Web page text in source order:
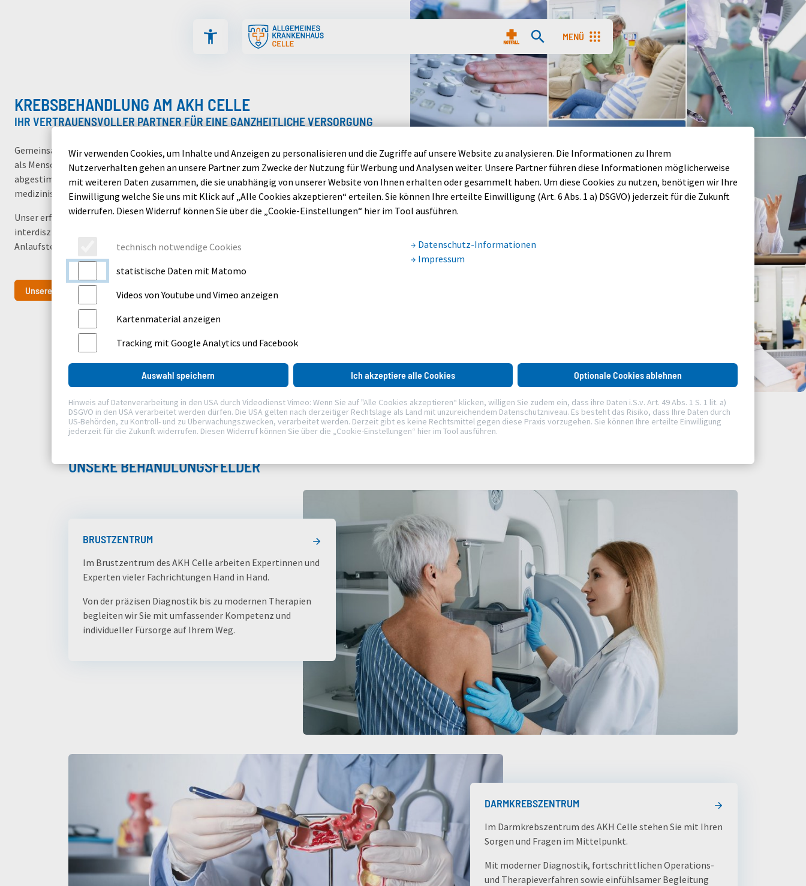
Menü für barrierefreie Funktionen aufrufen MENÜ
Menü aufrufen
KREBSBEHANDLUNG AM AKH CELLE
IHR VERTRAUENSVOLLER PARTNER FÜR EINE GANZHEITLICHE VERSORGUNG
Gemeinsam gegen den Krebs: In unseren spezialisierten Behandlungsfeldern stehen Sie
als Mensch im Mittelpunkt. Wir bieten Ihnen eine umfassende Diagnostik und individuell
abgestimmte Therapien für viele Krebsarten – immer auf dem neuesten Stand der
medizinischen Forschung.
Unser erfahrenes Team begleitet Sie mit Kompetenz, Empathie und einem
interdisziplinären Behandlungsansatz – auf jedem Schritt Ihres Weges. AKH Celle: Ihre
Anlaufstelle für moderne Krebsmedizin.
Unsere Zentren
AKH CELLE MEDIZINWELTEN & EXPERTEN KREBSZENTREN
UNSERE BEHANDLUNGSFELDER
BRUSTZENTRUM
Im Brustzentrum des AKH Celle arbeiten Expertinnen und
Experten vieler Fachrichtungen Hand in Hand.
Von der präzisen Diagnostik bis zu modernen Therapien
begleiten wir Sie mit umfassender Kompetenz und
individueller Fürsorge auf Ihrem Weg.
DARMKREBSZENTRUM
Im Darmkrebszentrum des AKH Celle stehen Sie mit Ihren
Sorgen und Fragen im Mittelpunkt.
Mit moderner Diagnostik, fortschrittlichen Operations-
und Therapieverfahren sowie einfühlsamer Begleitung
Wir verwenden Cookies, um Inhalte und Anzeigen zu personalisieren und die Zugriffe auf unsere Website zu analysieren. Die Informationen zu Ihrem
Nutzerverhalten gehen an unsere Partner zum Zwecke der Nutzung für Werbung und Analysen weiter. Unsere Partner führen diese Informationen möglicherweise
mit weiteren Daten zusammen, die sie unabhängig von unserer Website von Ihnen erhalten oder gesammelt haben. Um diese Cookies zu nutzen, benötigen wir Ihre
Einwilligung welche Sie uns mit Klick auf „Alle Cookies akzeptieren“ erteilen. Sie können Ihre erteilte Einwilligung (Art. 6 Abs. 1 a) DSGVO) jederzeit für die Zukunft
widerrufen. Diesen Widerruf können Sie über die „Cookie-Einstellungen“ hier im Tool ausführen.
technisch notwendige Cookies
statistische Daten mit Matomo
Videos von Youtube und Vimeo anzeigen
Kartenmaterial anzeigen
Tracking mit Google Analytics und Facebook
Datenschutz-Informationen
Impressum
Auswahl speichern Ich akzeptiere alle Cookies Optionale Cookies ablehnen
Hinweis auf Datenverarbeitung in den USA durch Videodienst Vimeo: Wenn Sie auf "Alle Cookies akzeptieren“ klicken, willigen Sie zudem ein, dass ihre Daten i.S.v. Art. 49 Abs. 1 S. 1 lit. a)
DSGVO in den USA verarbeitet werden dürfen. Die USA gelten nach derzeitiger Rechtslage als Land mit unzureichendem Datenschutzniveau. Es besteht das Risiko, dass Ihre Daten durch
US-Behörden, zu Kontroll- und zu Überwachungszwecken, verarbeitet werden. Derzeit gibt es keine Rechtsmittel gegen diese Praxis vorzugehen. Sie können Ihre erteilte Einwilligung
jederzeit für die Zukunft widerrufen. Diesen Widerruf können Sie über die „Cookie-Einstellungen“ hier im Tool ausführen.